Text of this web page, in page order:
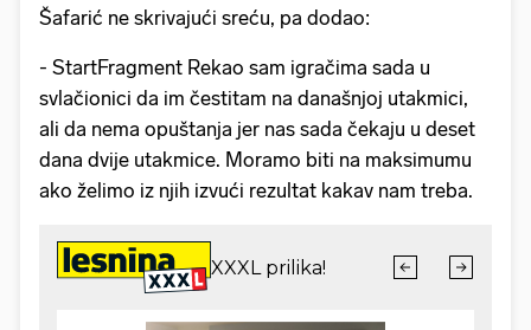
Šafarić ne skrivajući sreću, pa dodao:
- StartFragment Rekao sam igračima sada u
svlačionici da im čestitam na današnjoj utakmici,
ali da nema opuštanja jer nas sada čekaju u deset
dana dvije utakmice. Moramo biti na maksimumu
ako želimo iz njih izvući rezultat kakav nam treba.